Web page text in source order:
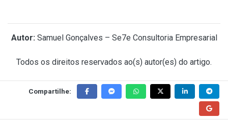
Autor: Samuel Gonçalves – Se7e Consultoria Empresarial
Todos os direitos reservados ao(s) autor(es) do artigo.
Compartilhe: